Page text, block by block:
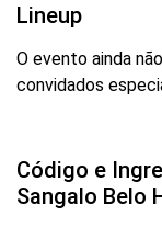
Lineup
O evento ainda
convidados
Código e
Sangalo Belo